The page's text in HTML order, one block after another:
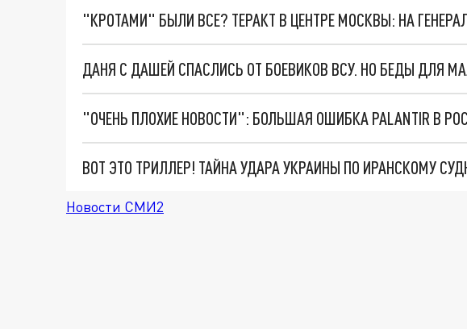
"КРОТАМИ" БЫЛИ ВСЕ? ТЕРАКТ В ЦЕНТРЕ МОСКВЫ: НА
ДАНЯ С ДАШЕЙ СПАСЛИСЬ ОТ БОЕВИКОВ ВСУ. НО БЕДЫ ДЛЯ
ВОТ ЭТО ТРИЛЛЕР! ТАЙНА УДАРА УКРАИНЫ ПО ИРАНСКОМУ
Новости СМИ2